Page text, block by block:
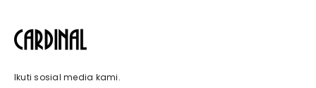
Ikuti sosial media kami.